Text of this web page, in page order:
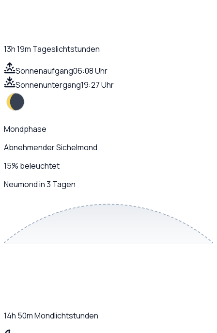
13h 19m Tageslichtstunden
Sonnenaufgang06:08 Uhr
Sonnenuntergang19:27 Uhr
Mondphase
Abnehmender Sichelmond
15% beleuchtet
Neumond in 3 Tagen
14h 50mMondlichtstunden